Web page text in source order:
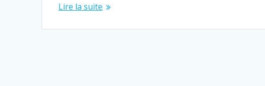
Lire la suite